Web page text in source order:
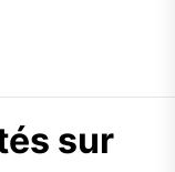
sur